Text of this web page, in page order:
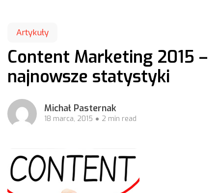
Artykuły
Content Marketing 2015 –
najnowsze statystyki
Michał Pasternak
18 marca, 2015 2 min read